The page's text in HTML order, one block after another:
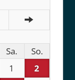
Sa.
So.
1
2